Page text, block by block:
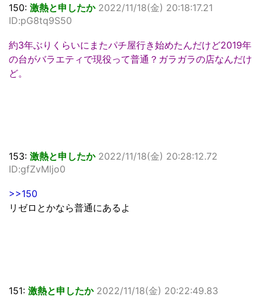
150: 激熱と申したか 2022/11/18(金) 20:18:17.21
ID:pG8tq9S50
約3年ぶりくらいにまたパチ屋行き始めたんだけど2019年
の台がバラエティで現役って普通？ガラガラの店なんだけ
ど。
153: 激熱と申したか 2022/11/18(金) 20:28:12.72
ID:gfZvMljo0
>>150
リゼロとかなら普通にあるよ
151: 激熱と申したか 2022/11/18(金) 20:22:49.83